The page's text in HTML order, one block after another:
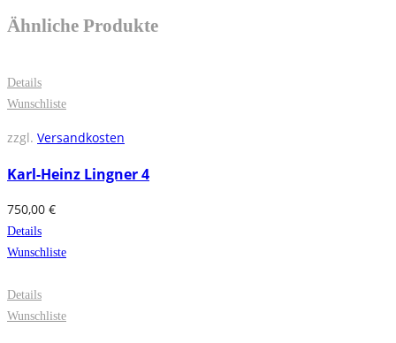
Ähnliche Produkte
Details
Wunschliste
zzgl. Versandkosten
Karl-Heinz Lingner 4
750,00 €
Details
Wunschliste
Details
Wunschliste